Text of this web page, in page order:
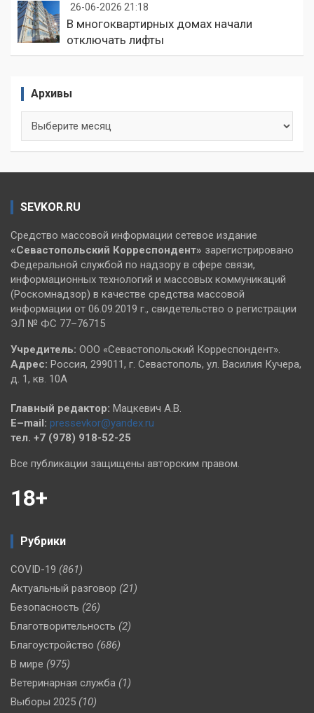
26-06-2026 21:18
В многоквартирных домах начали
отключать лифты
Архивы
SEVKOR.RU
Средство массовой информации сетевое издание
«Севастопольский Корреспондент» зарегистрировано
Федеральной службой по надзору в сфере связи,
информационных технологий и массовых коммуникаций
(Роскомнадзор) в качестве средства массовой
информации от 06.09.2019 г., свидетельство о регистрации
ЭЛ № ФС 77–76715
Учредитель: ООО «Севастопольский Корреспондент».
Адрес: Россия, 299011, г. Севастополь, ул. Василия Кучера,
д. 1, кв. 10А
Главный редактор: Мацкевич А.В.
E–mail: pressevkor@yandex.ru
тел. +7 (978) 918-52-25
Все публикации защищены авторским правом.
18+
Рубрики
COVID-19 (861)
Актуальный разговор (21)
Безопасность (26)
Благотворительность (2)
Благоустройство (686)
В мире (975)
Ветеринарная служба (1)
Выборы 2025 (10)